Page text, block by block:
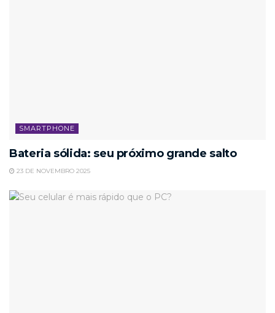
SMARTPHONE
Bateria sólida: seu próximo grande salto
23 DE NOVEMBRO 2025